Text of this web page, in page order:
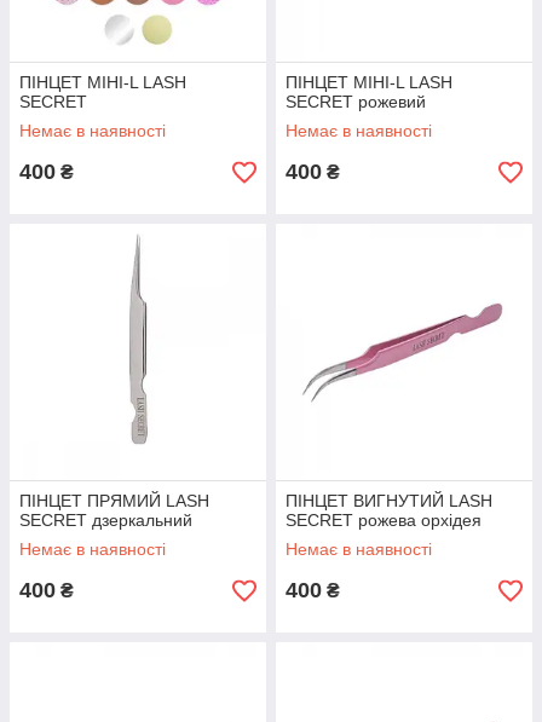
ПІНЦЕТ МІНІ-L LASH
SECRET
Немає в наявності
400 ₴
ПІНЦЕТ МІНІ-L LASH
SECRET рожевий
Немає в наявності
400 ₴
ПІНЦЕТ ПРЯМИЙ LASH
SECRET дзеркальний
Немає в наявності
400 ₴
ПІНЦЕТ ВИГНУТИЙ LASH
SECRET рожева орхідея
Немає в наявності
400 ₴